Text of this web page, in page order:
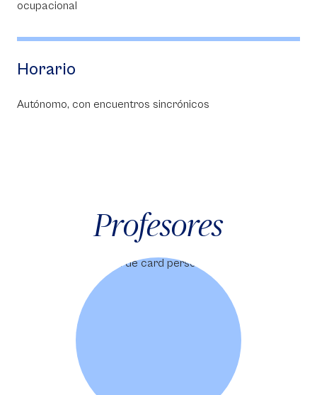
Horario
Autónomo, con encuentros sincrónicos
Profesores